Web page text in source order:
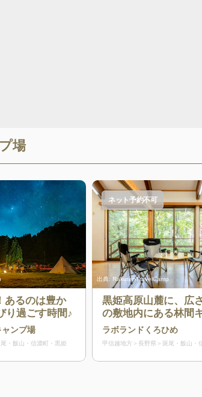
場
あるのは豊か
り過ごす時間♪
ャンプ場
尾・飯山・信濃町・黒姫
出典: RakutenTravelCamp
ネット予約不可
黒姫高原山麓に、広
の敷地内にある林間
サイト。コテージや
も併設、ワンちゃん
ラボランドくろひめ
甲信越地方 長野県 斑尾・飯山・